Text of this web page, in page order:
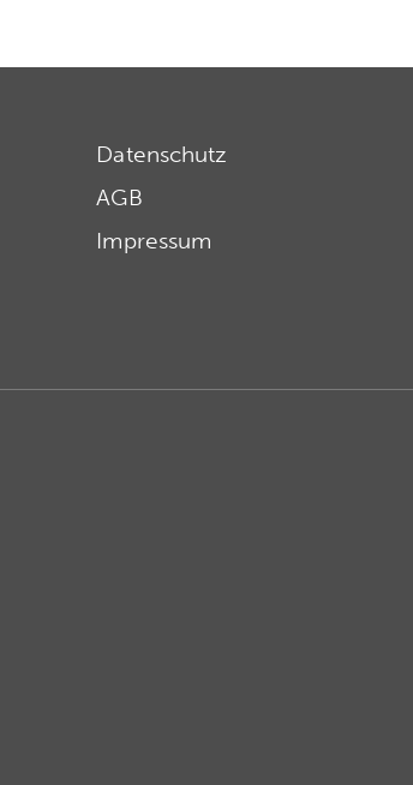
Datenschutz
AGB
Impressum